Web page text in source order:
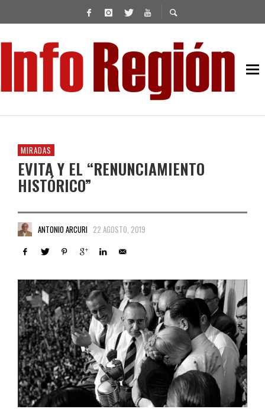
MIRADAS
EVITA Y EL “RENUNCIAMIENTO
HISTÓRICO”
ANTONIO ARCURI 22 AGOSTO, 2019